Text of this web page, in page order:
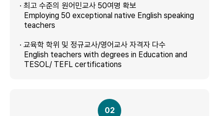
· 최고 수준의 원어민교사 50여명 확보
Employing 50 exceptional native English speaking
teachers
· 교육학 학위 및 정규교사/영어교사 자격자 다수
English teachers with degrees in Education and
TESOL/ TEFL certifications
02